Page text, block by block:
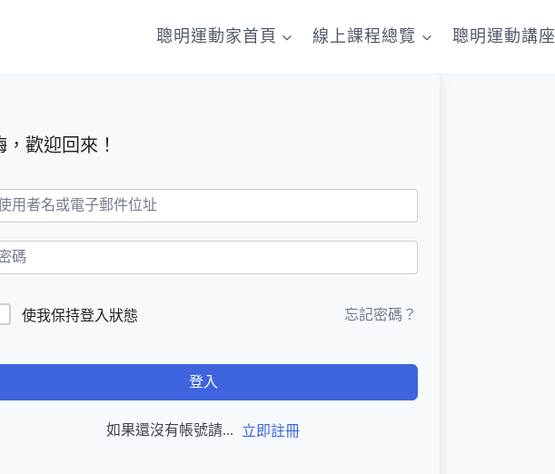
聰明運動家首頁 線上課程總覽 聰明運動講座
，歡迎回來！
使我保持登入狀態 忘記密碼？
登入
如果還沒有帳號請... 立即註冊